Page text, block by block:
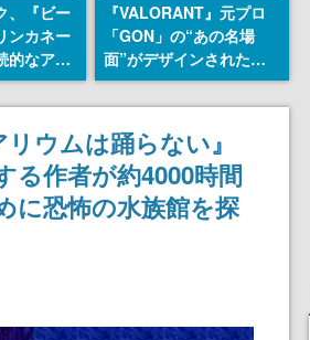
、『ビー
ンカネー
的なアプ
ユーザー
摯に受け
修正パッ
に配信
『VALORANT』元プロ
「GON」の“あの名場
面”がデザインされた新
作グッズが本日8月5日よ
り期間限定で発売。Tシ
ャツやコインケース、ア
クキーなどが全品受注生
産で登場、過去に発売し
たグッズの再販も
ウムは踊らない』
る作者が約4000時間
に恐怖の水族館を探